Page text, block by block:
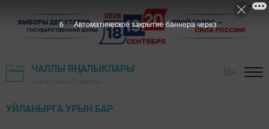
ЧАЛЛЫ ЯҢАЛЫКЛАРЫ
УЙЛАНЫРГА УРЫН БАР
5 Автоматическое закрытие баннера через